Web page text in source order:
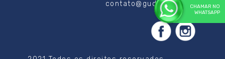
contato@gudim.com.brCHAMAR NO
WHATSAPP